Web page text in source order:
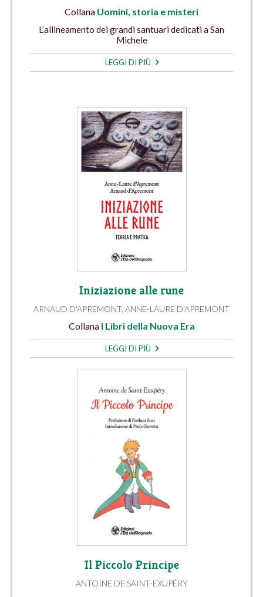
Collana Uomini, storia e misteri
L’allineamento dei grandi santuari dedicati a San
Michele
LEGGI DI PIÙ
Iniziazione alle rune
ARNAUD D'APREMONT, ANNE-LAURE D'APREMONT
Collana I Libri della Nuova Era
LEGGI DI PIÙ
Il Piccolo Principe
ANTOINE DE SAINT-EXUPÉRY